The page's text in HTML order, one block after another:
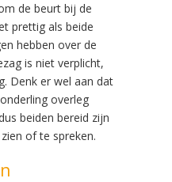
de beurt bij de
prettig als beide
hebben over de
is niet verplicht,
Denk er wel aan dat
overleg
beiden bereid zijn
of te spreken.